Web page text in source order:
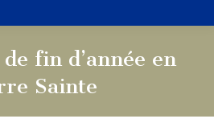
fin d’année en
Sainte